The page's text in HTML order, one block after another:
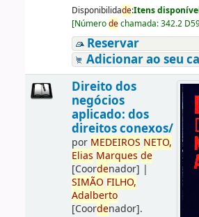
Disponibilidade:Itens
[Númerodechamada:342.2
Reservar
Adicionar ao seu
Direito dos
negócios
aplicado: dos
direitos conexos/
por MEDEIROS NETO,
Elias Marques de
[Coordenador] |
SIMÃO FILHO,
Adalberto
[Coordenador].